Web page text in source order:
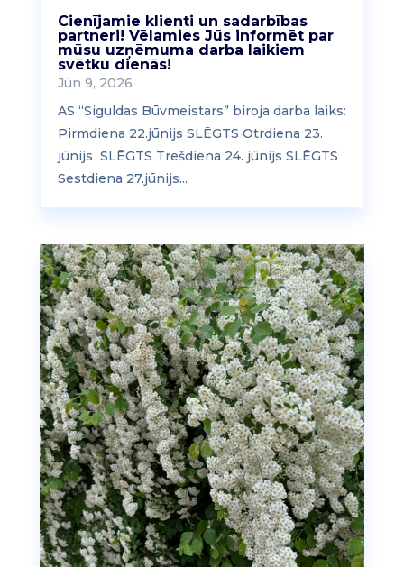
Cienījamie klienti un sadarbības
partneri! Vēlamies Jūs informēt par
mūsu uzņēmuma darba laikiem
svētku dienās!
Jūn 9, 2026
AS “Siguldas Būvmeistars” biroja darba laiks:
Pirmdiena 22.jūnijs SLĒGTS Otrdiena 23.
jūnijs SLĒGTS Trešdiena 24. jūnijs SLĒGTS
Sestdiena 27.jūnijs...